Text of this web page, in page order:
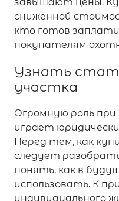
сниженной
кто готов
покупателям
Узнать
участка
Огромную роль при
играет
Перед тем, как
следует
понять, как в
использовать. К
индивидуального